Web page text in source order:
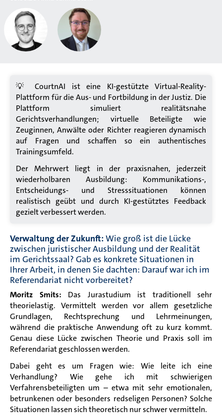
💡 CourtnAI ist eine KI-gestützte Virtual-Reality-
Plattform für die Aus- und Fortbildung in der Justiz. Die
Plattform simuliert realitätsnahe
Gerichtsverhandlungen; virtuelle Beteiligte wie
Zeuginnen, Anwälte oder Richter reagieren dynamisch
auf Fragen und schaffen so ein authentisches
Trainingsumfeld.
Der Mehrwert liegt in der praxisnahen, jederzeit
wiederholbaren Ausbildung: Kommunikations-,
Entscheidungs- und Stresssituationen können
realistisch geübt und durch KI-gestütztes Feedback
gezielt verbessert werden.
Verwaltung der Zukunft:Wie groß ist die Lücke
zwischen juristischer Ausbildung und der Realität
im Gerichtssaal? Gab es konkrete Situationen in
Ihrer Arbeit, in denen Sie dachten: Darauf war ich im
Referendariat nicht vorbereitet?
Moritz Smits: Das Jurastudium ist traditionell sehr
theorielastig. Vermittelt werden vor allem gesetzliche
Grundlagen, Rechtsprechung und Lehrmeinungen,
während die praktische Anwendung oft zu kurz kommt.
Genau diese Lücke zwischen Theorie und Praxis soll im
Referendariat geschlossen werden.
Dabei geht es um Fragen wie: Wie leite ich eine
Verhandlung? Wie gehe ich mit schwierigen
Verfahrensbeteiligten um – etwa mit sehr emotionalen,
betrunkenen oder besonders redseligen Personen? Solche
Situationen lassen sich theoretisch nur schwer vermitteln.